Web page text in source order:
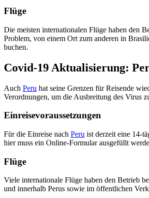
Flüge
Die meisten internationalen Flüge haben den
Problem, von einem Ort zum anderen in
buchen.
Covid-19 Aktualisierung:
Auch Peru hat seine Grenzen für Reisende
Verordnungen, um die Ausbreitung des Virus
Einreisevoraussetzungen
Für die Einreise nach Peru ist derzeit eine 14-
hier muss ein Online-Formular ausgefüllt
Flüge
Viele internationale Flüge haben den Betrieb
und innerhalb Perus sowie im öffentlichen